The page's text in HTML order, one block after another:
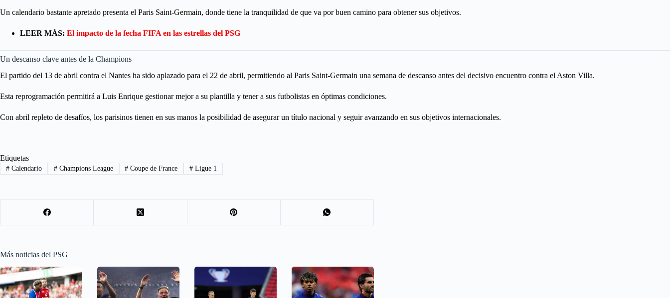
Un calendario bastante apretado presenta el Paris Saint-Germain, donde tiene la tranquilidad de que va por buen camino para obtener sus objetivos.
LEER MÁS: El impacto de la fecha FIFA en las estrellas del PSG
Un descanso clave antes de la Champions
El partido del 13 de abril contra el Nantes ha sido aplazado para el 22 de abril, permitiendo al Paris Saint-Germain una semana de descanso antes del decisivo encuentro contra el Aston Villa.
Esta reprogramación permitirá a Luis Enrique gestionar mejor a su plantilla y tener a sus futbolistas en óptimas condiciones.
Con abril repleto de desafíos, los parisinos tienen en sus manos la posibilidad de asegurar un título nacional y seguir avanzando en sus objetivos internacionales.
Etiquetas
#Calendario #Champions League # Coupe de France # Ligue 1
Más noticias del PSG